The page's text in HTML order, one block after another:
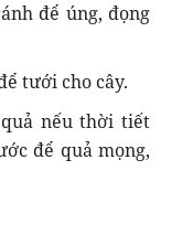
để úng, đọng
tưới cho cây.
nếu thời tiết
để quả mọng,